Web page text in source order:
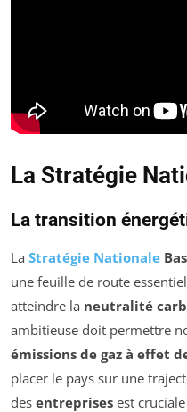
La Stratégie
La transition
La Stratégie Nationale
une feuille de route
atteindre la neutralité
ambitieuse doit permettre
émissions de gaz à effet
placer le pays sur une
des entreprises est